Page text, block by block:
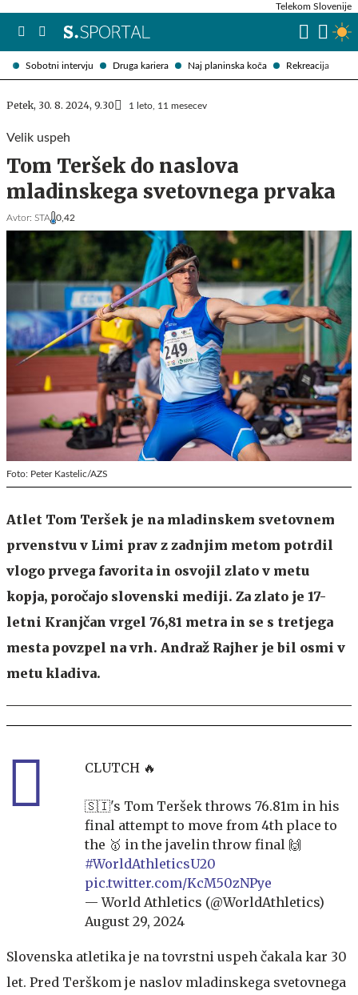
Sobotni intervju Druga kariera Naj planinska koča Rekreacija
Telekom Slovenije
Petek, 30. 8. 2024, 9.30 1 leto, 11 mesecev
Velik uspeh
Tom Teršek do naslova
mladinskega svetovnega prvaka
Avtor: STA 0,42
Foto: Peter Kastelic/AZS
Atlet Tom Teršek je na mladinskem svetovnem
prvenstvu v Limi prav z zadnjim metom potrdil
vlogo prvega favorita in osvojil zlato v metu
kopja, poročajo slovenski mediji. Za zlato je 17-
letni Kranjčan vrgel 76,81 metra in se s tretjega
mesta povzpel na vrh. Andraž Rajher je bil osmi v
metu kladiva.
CLUTCH 🔥
🇸🇮's Tom Teršek throws 76.81m in his
final attempt to move from 4th place to
the 🥇 in the javelin throw final 🙌
#WorldAthleticsU20
pic.twitter.com/KcM50zNPye
— World Athletics (@WorldAthletics)
August 29, 2024
Slovenska atletika je na tovrstni uspeh čakala kar 30
let. Pred Terškom je naslov mladinskega svetovnega